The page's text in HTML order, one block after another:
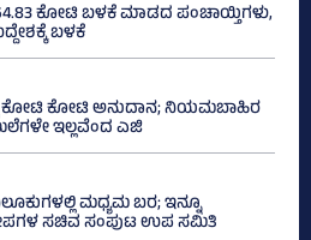
ಕೋಟಿ ಬಳಕೆ ಮಾಡದ ಪಂಚಾಯ್ತಿಗಳು,
ಬಳಕೆ
ಕೋಟಿ ಕೋಟಿ ಅನುದಾನ; ನಿಯಮಬಾಹಿರ
ಇಲ್ಲವೆಂದ ಎಜಿ
ಮಧ್ಯಮ ಬರ; ಇನ್ನೂ
ಸಚಿವ ಸಂಪುಟ ಉಪ ಸಮಿತಿ